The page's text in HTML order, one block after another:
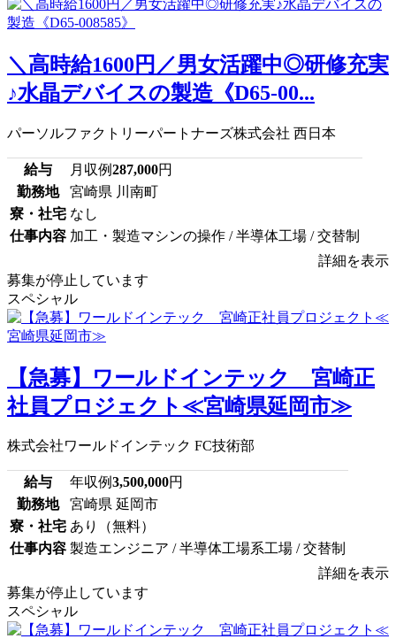
＼高時給1600円／男女活躍中◎研修充実
♪水晶デバイスの製造《D65-00...
パーソルファクトリーパートナーズ株式会社 西日本
給与 月収例287,000円
勤務地
宮崎県 川南町
寮・社宅 なし
仕事内容 加工・製造マシンの操作 / 半導体工場 / 交替制
詳細を表示
募集が停止しています
スペシャル
【急募】ワールドインテック 宮崎正
社員プロジェクト≪宮崎県延岡市≫
株式会社ワールドインテック FC技術部
給与 年収例3,500,000円
勤務地
宮崎県 延岡市
寮・社宅 あり（無料）
仕事内容 製造エンジニア / 半導体工場系工場 / 交替制
詳細を表示
募集が停止しています
スペシャル